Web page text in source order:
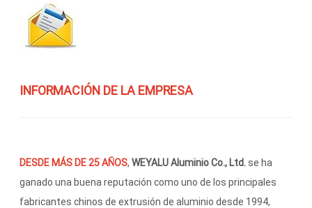
INFORMACIÓN DE LA EMPRESA
DESDE MÁS DE 25 AÑOS,WEYALU Aluminio Co., Ltd.se ha
ganado una buena reputación como uno de los principales
fabricantes chinos de extrusión de aluminio desde 1994,